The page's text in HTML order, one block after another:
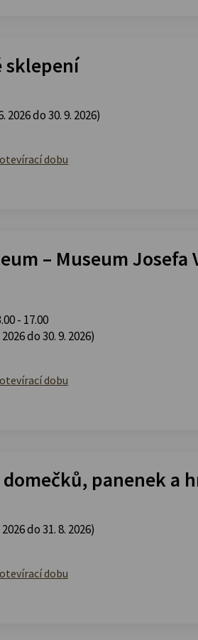
sklepení
do 30. 9. 2026)
dobu
– Museum Josefa
- 17.00
do 30. 9. 2026)
dobu
panenek a
do 31. 8. 2026)
dobu